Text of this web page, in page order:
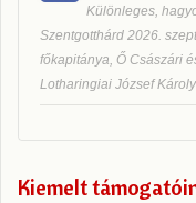
Különleges,
Szentgotthárd 2026.
főkapitánya, Ő Császári
Lotharingiai József
Kiemelt